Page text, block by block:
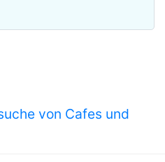
von Cafes und